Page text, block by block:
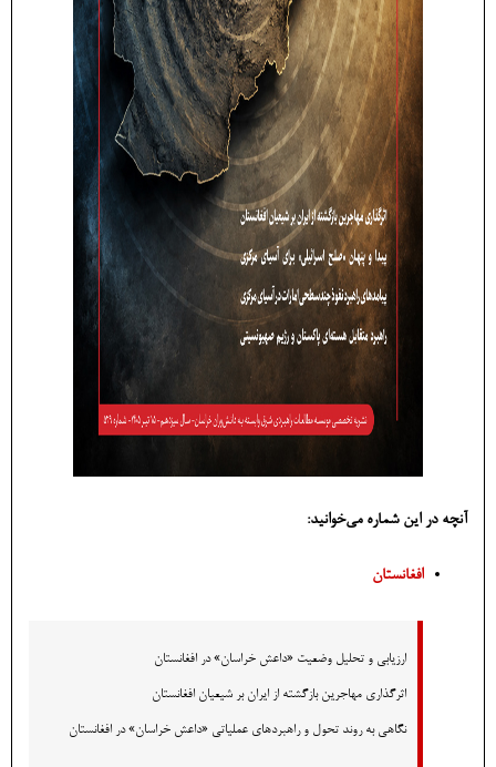
آنچه در این شماره می‌خوانید:
افغانستان
ارزیابی و تحلیل وضعیت «داعش خراسان» در افغانستان
اثرگذاری مهاجرین بازگشته از ایران بر شیعیان افغانستان
نگاهی به روند تحول و راهبردهای عملیاتی «داعش خراسان» در افغانستان